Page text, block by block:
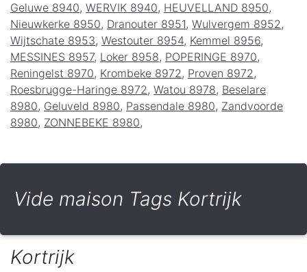
Geluwe 8940, WERVIK 8940, HEUVELLAND 8950,
Nieuwkerke 8950, Dranouter 8951, Wulvergem 8952 ,
Wijtschate 8953, Westouter 8954, Kemmel 8956,
MESSINES 8957, Loker 8958, POPERINGE 8970,
Reningelst 8970, Krombeke 8972 , Proven 8972 ,
Roesbrugge-Haringe 8972 , Watou 8978, Beselare
8980, Geluveld 8980, Passendale 8980, Zandvoorde
8980, ZONNEBEKE 8980,
Vide maison Tags Kortrijk
Kortrijk